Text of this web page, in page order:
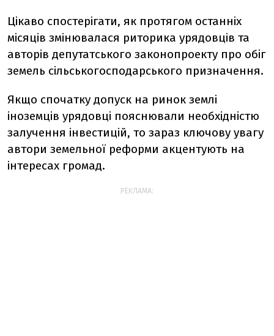
Цікаво спостерігати, як протягом останніх
місяців змінювалася риторика урядовців та
авторів депутатського законопроекту про обіг
земель сільськогосподарського призначення.
Якщо спочатку допуск на ринок землі
іноземців урядовці пояснювали необхідністю
залучення інвестицій, то зараз ключову увагу
автори земельної реформи акцентують на
інтересах громад.
РЕКЛАМА: